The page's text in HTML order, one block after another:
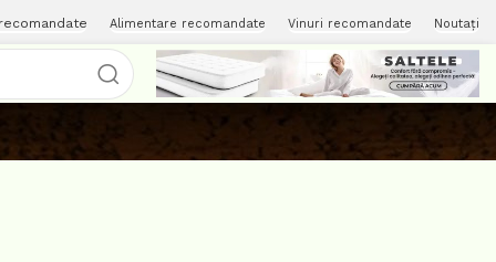
Alimentare recomandate Vinuri recomandate Noutați